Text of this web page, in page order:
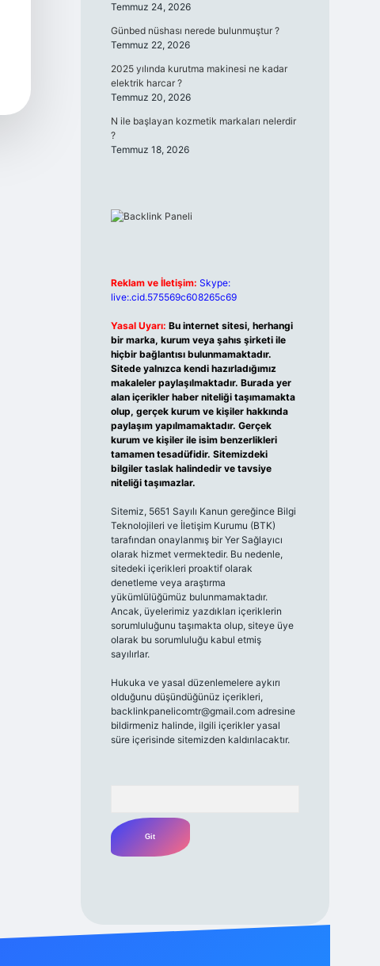
Temmuz 24, 2026
Günbed nüshası nerede bulunmuştur ?
Temmuz 22, 2026
2025 yılında kurutma makinesi ne kadar
elektrik harcar ?
Temmuz 20, 2026
N ile başlayan kozmetik markaları nelerdir
?
Temmuz 18, 2026
Reklam ve İletişim: Skype:
live:.cid.575569c608265c69
Yasal Uyarı: Bu internet sitesi, herhangi
bir marka, kurum veya şahıs şirketi ile
hiçbir bağlantısı bulunmamaktadır.
Sitede yalnızca kendi hazırladığımız
makaleler paylaşılmaktadır. Burada yer
alan içerikler haber niteliği taşımamakta
olup, gerçek kurum ve kişiler hakkında
paylaşım yapılmamaktadır. Gerçek
kurum ve kişiler ile isim benzerlikleri
tamamen tesadüfidir. Sitemizdeki
bilgiler taslak halindedir ve tavsiye
niteliği taşımazlar.
Sitemiz, 5651 Sayılı Kanun gereğince Bilgi
Teknolojileri ve İletişim Kurumu (BTK)
tarafından onaylanmış bir Yer Sağlayıcı
olarak hizmet vermektedir. Bu nedenle,
sitedeki içerikleri proaktif olarak
denetleme veya araştırma
yükümlülüğümüz bulunmamaktadır.
Ancak, üyelerimiz yazdıkları içeriklerin
sorumluluğunu taşımakta olup, siteye üye
olarak bu sorumluluğu kabul etmiş
sayılırlar.
Hukuka ve yasal düzenlemelere aykırı
olduğunu düşündüğünüz içerikleri,
backlinkpanelicomtr@gmail.comadresine
bildirmeniz halinde, ilgili içerikler yasal
süre içerisinde sitemizden kaldırılacaktır.